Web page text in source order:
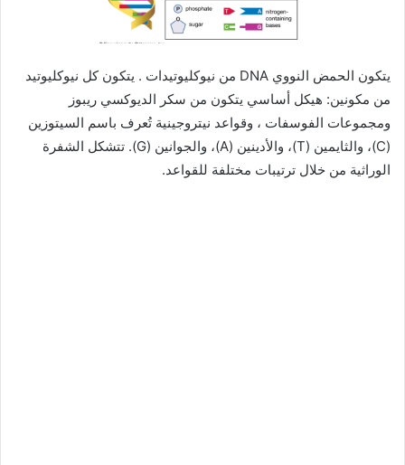
يتكون الحمض النووي DNA من نيوكليوتيدات . يتكون كل نيوكليوتيد
من مكونين: هيكل أساسي يتكون من سكر الديوكسي ريبوز
ومجموعات الفوسفات ، وقواعد نيتروجينية تُعرف باسم السيتوزين
(C)، والثايمين (T)، والأدينين (A)، والجوانين (G). تتشكل الشفرة
الوراثية من خلال ترتيبات مختلفة للقواعد.